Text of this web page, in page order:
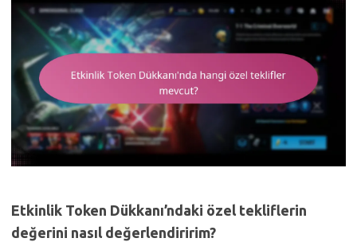
Etkinlik Token Dükkanı’ndaki özel tekliflerin
değerini nasıl değerlendiririm?